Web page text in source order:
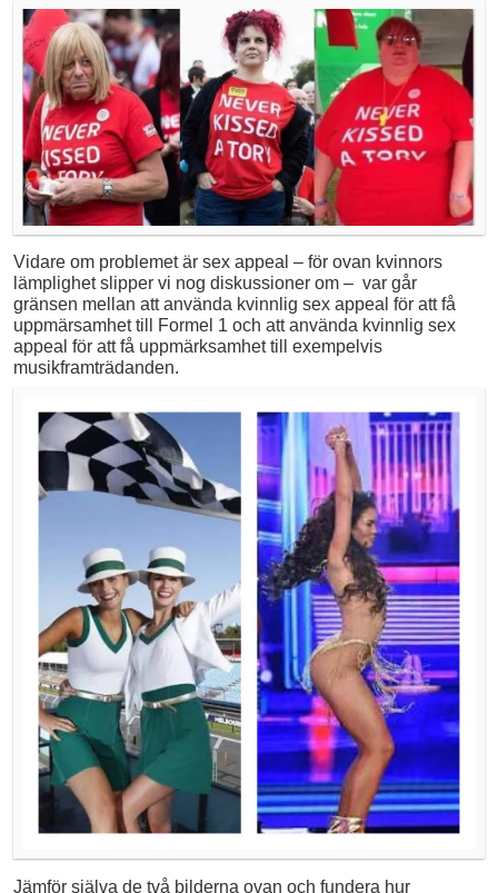
Vidare om problemet är sex appeal – för ovan kvinnors
lämplighet slipper vi nog diskussioner om – var går
gränsen mellan att använda kvinnlig sex appeal för att få
uppmärsamhet till Formel 1 och att använda kvinnlig sex
appeal för att få uppmärksamhet till exempelvis
musikframträdanden.
Jämför själva de två bilderna ovan och fundera hur